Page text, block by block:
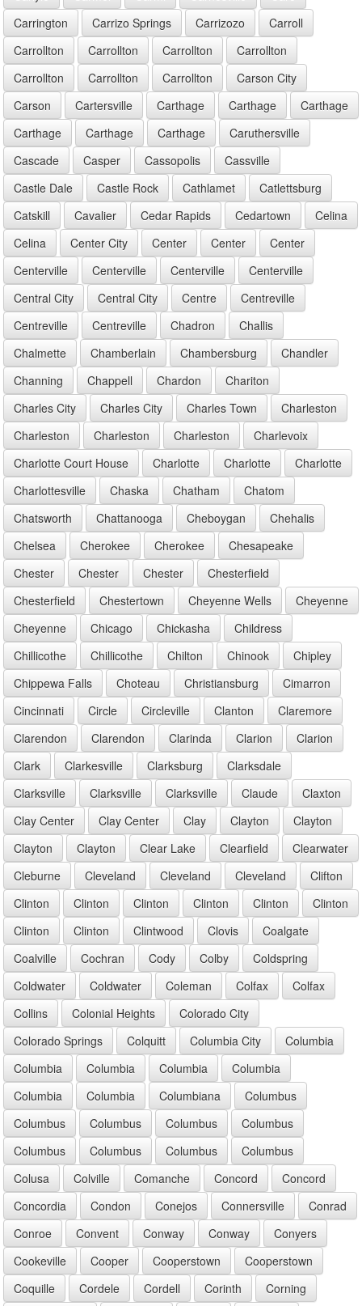
Carrington
Carrizo Springs Carrizozo
Carroll
Carrollton
Carrollton Carrollton
Carrollton
Carrollton
Carrollton Carrollton
Carson City
Carson
Cartersville Carthage Carthage
Carthage
Carthage
Carthage Carthage
Caruthersville
Cascade
Casper Cassopolis
Cassville
Castle Dale
Castle Rock Cathlamet
Catlettsburg
Catskill
Cavalier Cedar Rapids Cedartown
Celina
Celina
Center City Center Center
Center
Centerville
Centerville Centerville
Centerville
Central City
Central City Centre
Centreville
Centreville
Centreville Chadron
Challis
Chalmette
Chamberlain Chambersburg
Chandler
Channing
Chappell Chardon
Chariton
Charles City
Charles City Charles Town
Charleston
Charleston
Charleston Charleston
Charlevoix
Charlotte Court House
Charlotte Charlotte
Charlotte
Charlottesville
Chaska Chatham
Chatom
Chatsworth
Chattanooga Cheboygan
Chehalis
Chelsea
Cherokee Cherokee
Chesapeake
Chester
Chester Chester
Chesterfield
Chesterfield
Chestertown Cheyenne Wells
Cheyenne
Cheyenne
Chicago Chickasha
Childress
Chillicothe
Chillicothe Chilton Chinook
Chipley
Chippewa Falls
Choteau Christiansburg
Cimarron
Cincinnati
Circle Circleville Clanton
Claremore
Clarendon
Clarendon Clarinda Clarion
Clarion
Clark
Clarkesville Clarksburg
Clarksdale
Clarksville
Clarksville Clarksville Claude
Claxton
Clay Center
Clay Center Clay Clayton
Clayton
Clayton
Clayton Clear Lake Clearfield
Clearwater
Cleburne
Cleveland Cleveland Cleveland
Clifton
Clinton
Clinton Clinton Clinton Clinton
Clinton
Clinton
Clinton Clintwood Clovis
Coalgate
Coalville
Cochran Cody Colby
Coldspring
Coldwater
Coldwater Coleman Colfax
Colfax
Collins
Colonial Heights
Colorado City
Colorado Springs
Colquitt Columbia City
Columbia
Columbia
Columbia Columbia
Columbia
Columbia
Columbia Columbiana
Columbus
Columbus
Columbus Columbus
Columbus
Columbus
Columbus Columbus
Columbus
Colusa
Colville Comanche Concord
Concord
Concordia
Condon Conejos Connersville
Conrad
Conroe
Convent Conway Conway
Conyers
Cookeville
Cooper Cooperstown
Cooperstown
Coquille
Cordele Cordell Corinth
Corning